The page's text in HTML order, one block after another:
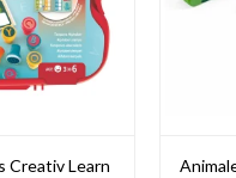
Creativ Learn